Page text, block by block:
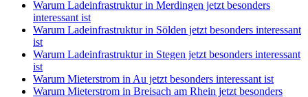
Warum Ladeinfrastruktur in Merdingen jetzt besonders
interessant ist
Warum Ladeinfrastruktur in Sölden jetzt besonders interessant
ist
Warum Ladeinfrastruktur in Stegen jetzt besonders interessant
ist
Warum Mieterstrom in Au jetzt besonders interessant ist
Warum Mieterstrom in Breisach am Rhein jetzt besonders